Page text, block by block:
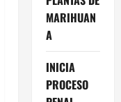
MARIHUAN
A
INICIA
PROCESO